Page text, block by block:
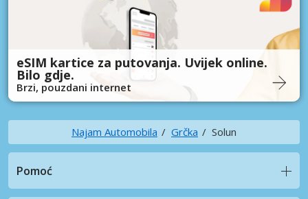
eSIM kartice za putovanja. Uvijek online.
Bilo gdje.
Brzi, pouzdani internet
Najam Automobila Grčka Solun
Pomoć